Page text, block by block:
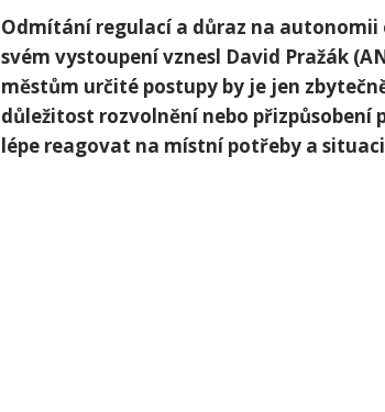
Odmítání ⁢regulací a důraz na
svém vystoupení vznesl David Pražák
městům určité postupy by⁤ je jen
důležitost ‌rozvolnění nebo přizpůsobení
lépe reagovat na místní potřeby a